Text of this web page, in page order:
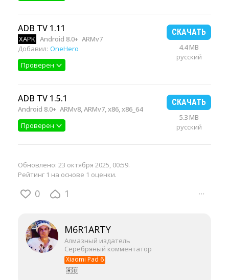
ADB TV 1.11
XAPK Android 8.0+ ARMv7
Добавил: OneHero
Проверен
СКАЧАТЬ
4.4 MB
русский
ADB TV 1.5.1
Android 8.0+ ARMv8, ARMv7, x86, x86_64
Проверен
СКАЧАТЬ
5.3 MB
русский
Обновлено: 23 октября 2025, 00:59.
Рейтинг 1 на основе 1 оценки.
0 1 ···
M6R1ARTY
Алмазный издатель
Серебряный комментатор
Xiaomi Pad 6
🇷🇺